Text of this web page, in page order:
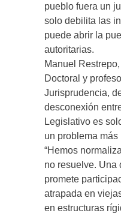
pueblo fuera un
solo debilita las
puede abrir la
autoritarias.
Manuel
Doctoral y
Jurisprudencia,
desconexión
Legislativo es
un problema más
“Hemos
no resuelve. Una
promete
atrapada en
en estructuras